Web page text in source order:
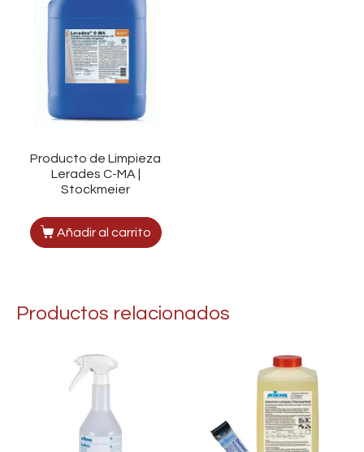
Producto de Limpieza
Lerades C-MA |
Stockmeier
Añadir al carrito
Productos relacionados